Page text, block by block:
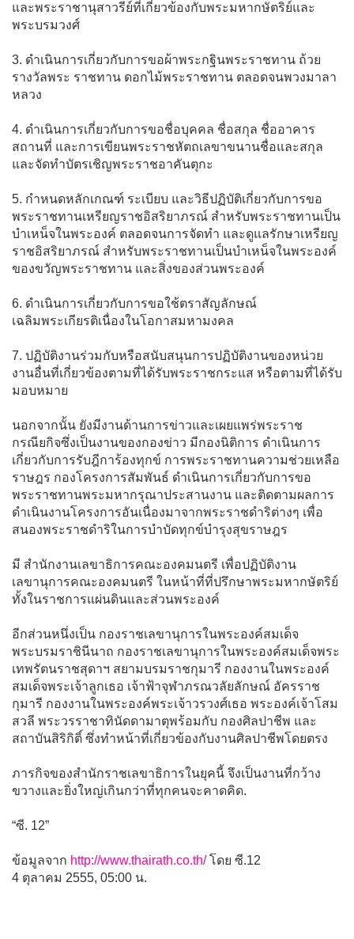
และพระราชานุสาวรีย์ที่เกี่ยวข้องกับพระมหากษัตริย์และ
พระบรมวงศ์
3. ดําเนินการเกี่ยวกับการขอผ้าพระกฐินพระราชทาน ถ้วย
รางวัลพระ ราชทาน ดอกไม้พระราชทาน ตลอดจนพวงมาลา
หลวง
4. ดําเนินการเกี่ยวกับการขอชื่อบุคคล ชื่อสกุล ชื่ออาคาร
สถานที่ และการเขียนพระราชหัตถเลขาขนานชื่อและสกุล
และจัดทําบัตรเชิญพระราชอาคันตุกะ
5. กําหนดหลักเกณฑ์ ระเบียบ และวิธีปฏิบัติเกี่ยวกับการขอ
พระราชทานเหรียญราชอิสริยาภรณ์ สําหรับพระราชทานเป็น
บำเหน็จในพระองค์ ตลอดจนการจัดทํา และดูแลรักษาเหรียญ
ราชอิสริยาภรณ์ สําหรับพระราชทานเป็นบำเหน็จในพระองค์
ของขวัญพระราชทาน และสิ่งของส่วนพระองค์
6. ดําเนินการเกี่ยวกับการขอใช้ตราสัญลักษณ์
เฉลิมพระเกียรติเนื่องในโอกาสมหามงคล
7. ปฏิบัติงานร่วมกับหรือสนับสนุนการปฏิบัติงานของหน่วย
งานอื่นที่เกี่ยวข้องตามที่ได้รับพระราชกระแส หรือตามที่ได้รับ
มอบหมาย
นอกจากนั้น ยังมีงานด้านการข่าวและเผยแพร่พระราช
กรณียกิจซึ่งเป็นงานของกองข่าว มีกองนิติการ ดำเนินการ
เกี่ยวกับการรับฎีการ้องทุกข์ การพระราชทานความช่วยเหลือ
ราษฎร กองโครงการสัมพันธ์ ดําเนินการเกี่ยวกับการขอ
พระราชทานพระมหากรุณาประสานงาน และติดตามผลการ
ดําเนินงานโครงการอันเนื่องมาจากพระราชดําริต่างๆ เพื่อ
สนองพระราชดําริในการบําบัดทุกข์บํารุงสุขราษฎร
มี สํานักงานเลขาธิการคณะองคมนตรี เพื่อปฏิบัติงาน
เลขานุการคณะองคมนตรี ในหน้าที่ที่ปรึกษาพระมหากษัตริย์
ทั้งในราชการแผ่นดินและส่วนพระองค์
อีกส่วนหนึ่งเป็น กองราชเลขานุการในพระองค์สมเด็จ
พระบรมราชินีนาถ กองราชเลขานุการในพระองค์สมเด็จพระ
เทพรัตนราชสุดาฯ สยามบรมราชกุมารี กองงานในพระองค์
สมเด็จพระเจ้าลูกเธอ เจ้าฟ้าจุฬาภรณวลัยลักษณ์ อัครราช
กุมารี กองงานในพระองค์พระเจ้าวรวงศ์เธอ พระองค์เจ้าโสม
สวลี พระวรราชาทินัดดามาตุพร้อมกับ กองศิลปาชีพ และ
สถาบันสิริกิติ์ ซึ่งทำหน้าที่เกี่ยวข้องกับงานศิลปาชีพโดยตรง
ภารกิจของสำนักราชเลขาธิการในยุคนี้ จึงเป็นงานที่กว้าง
ขวางและยิ่งใหญ่เกินกว่าที่ทุกคนจะคาดคิด.
“ซี. 12”
ข้อมูลจาก http://www.thairath.co.th/โดย ซี.12
4 ตุลาคม 2555, 05:00 น.